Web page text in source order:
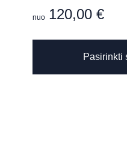
nuo 120,00 €
Pasirinkti